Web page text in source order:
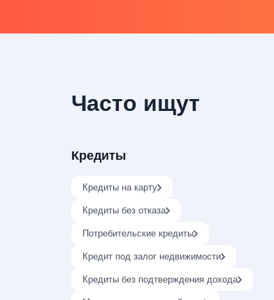
Часто ищут
Кредиты
Кредиты на карту
Кредиты без отказа
Потребительские кредиты
Кредит под залог недвижимости
Кредиты без подтверждения дохода